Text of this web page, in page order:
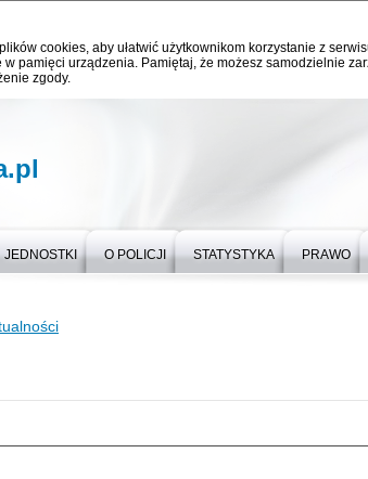
cookies, aby ułatwić użytkownikom korzystanie z
w pamięci urządzenia. Pamiętaj, że możesz samodzielnie
zgody.
JEDNOSTKI O POLICJI STATYSTYKA PRAWO